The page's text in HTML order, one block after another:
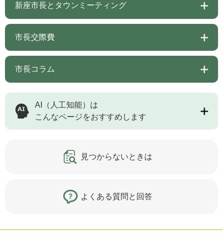
新座市長とタウンミーティング
市長交際費
市長コラム
AI（人工知能）は
こんなページをおすすめします
見つからないときは
よくある質問と回答